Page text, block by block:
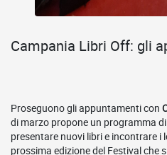
Campania Libri Off: gli
Proseguono gli appuntamenti con
di marzo propone un programma
presentare nuovi libri e incontrare i
prossima edizione del Festival che